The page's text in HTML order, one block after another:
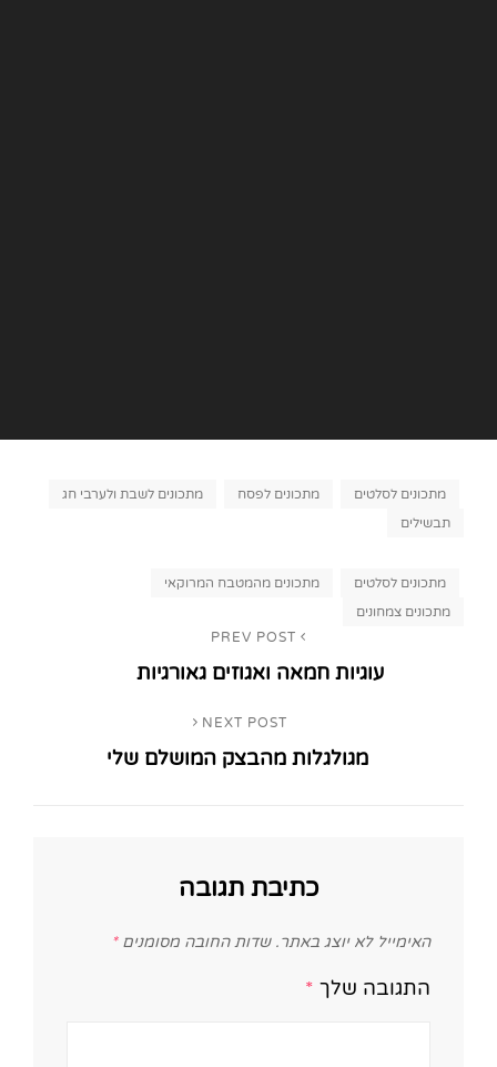
Categories
מתכונים לסלטים מתכונים לפסח
מתכונים לשבת ולערבי חג
תבשילים
Tags,מתכונים לסלטים
מתכונים מהמטבח המרוקאי
מתכונים צמחונים
PREV POST
עוגיות חמאה ואגוזים גאורגיות
NEXT POST
מגולגלות מהבצק המושלם שלי
כתיבת תגובה
האימייל לא יוצג באתר. שדות החובה מסומנים*
התגובה שלך *